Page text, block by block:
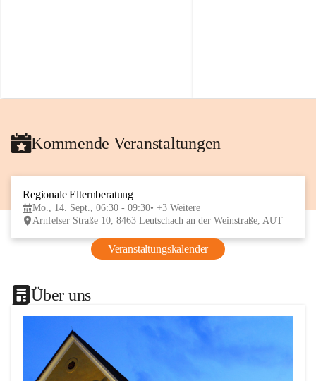
Kommende Veranstaltungen
Regionale Elternberatung
Mo., 14. Sept., 06:30 - 09:30 +3 Weitere
Arnfelser Straße 10, 8463 Leutschach an der Weinstraße, AUT
Veranstaltungskalender
Über uns